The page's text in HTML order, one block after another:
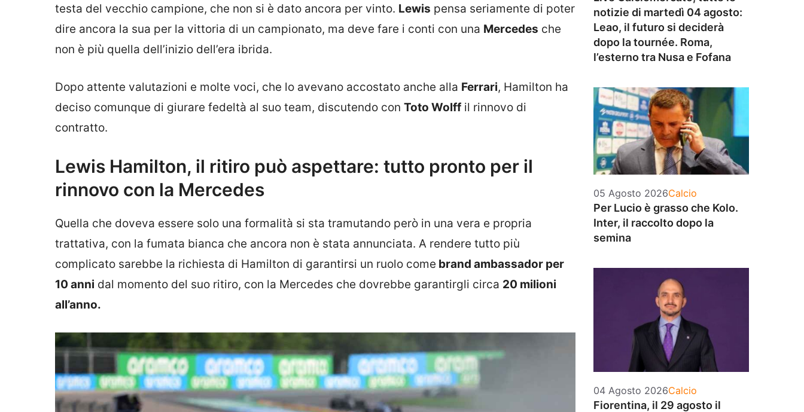
testa del vecchio campione, che non si è dato ancora per vinto. Lewis pensa seriamente di poter
dire ancora la sua per la vittoria di un campionato, ma deve fare i conti con una Mercedes che
non è più quella dell’inizio dell’era ibrida.
Dopo attente valutazioni e molte voci, che lo avevano accostato anche alla Ferrari, Hamilton ha
deciso comunque di giurare fedeltà al suo team, discutendo con Toto Wolff il rinnovo di
contratto.
Lewis Hamilton, il ritiro può aspettare: tutto pronto per il
rinnovo con la Mercedes
Quella che doveva essere solo una formalità si sta tramutando però in una vera e propria
trattativa, con la fumata bianca che ancora non è stata annunciata. A rendere tutto più
complicato sarebbe la richiesta di Hamilton di garantirsi un ruolo come brand ambassador per
10 anni dal momento del suo ritiro, con la Mercedes che dovrebbe garantirgli circa 20 milioni
all’anno.
notizie di martedì 04 agosto:
Leao, il futuro si deciderà
dopo la tournée. Roma,
l’esterno tra Nusa e Fofana
05 Agosto 2026Categorie
Calcio
Per Lucio è grasso che Kolo.
Inter, il raccolto dopo la
semina
04 Agosto 2026Categorie
Calcio
Fiorentina, il 29 agosto il